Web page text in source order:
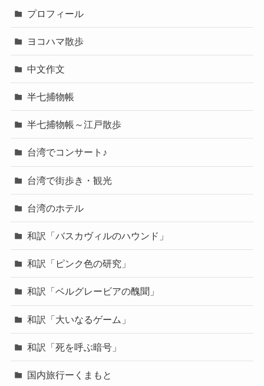
プロフィール
ヨコハマ散歩
中文作文
半七捕物帳
半七捕物帳～江戸散歩
台湾でコンサート♪
台湾で街歩き・観光
台湾のホテル
和訳「バスカヴィルのハウンド」
和訳「ピンク色の研究」
和訳「ベルグレービアの醜聞」
和訳「大いなるゲーム」
和訳「死を呼ぶ暗号」
国内旅行ーくまもと